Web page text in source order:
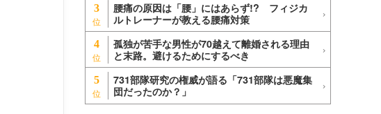
3
腰痛の原因は「腰」にはあらず!? フィジカ
ルトレーナーが教える腰痛対策
4
孤独が苦手な男性が70越えて離婚される理由
と末路。避けるためにするべき
5
731部隊研究の権威が語る「731部隊は悪魔集
団だったのか？」